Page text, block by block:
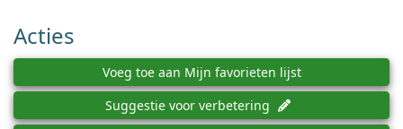
Acties
Voeg toe aan Mijn favorieten lijst
Suggestie voor verbetering